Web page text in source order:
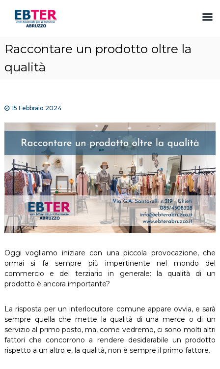
Raccontare un prodotto oltre la
qualità
15 Febbraio 2024
Oggi vogliamo iniziare con una piccola provocazione, che
ormai si fa sempre più impertinente nel mondo del
commercio e del terziario in generale: la qualità di un
prodotto è ancora importante?
La risposta per un interlocutore comune appare ovvia, e sarà
sempre quella che mette la qualità di una merce o di un
servizio al primo posto, ma, come vedremo, ci sono molti altri
fattori che concorrono a rendere desiderabile un prodotto
rispetto a un altro e, la qualità, non è sempre il primo fattore.